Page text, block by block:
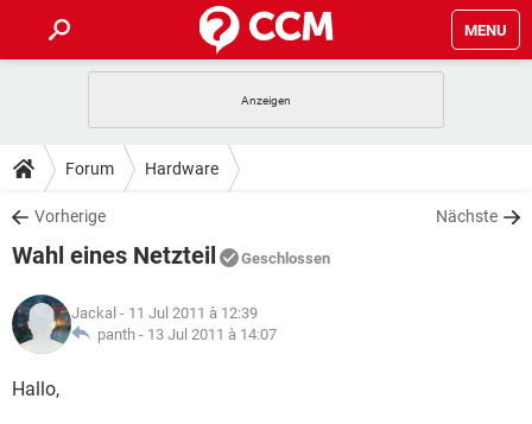
MENU
ANDROID
WINDOWS 10
WHATSAPP TIKTOK
FACEBOOK
TIPPS & TRICKS
SPIELE
WHATSAPP
FACEBOOK
DOWNLOADS
SPIELE STREAMING
ANDROID
WINDOWS 10
WHATSAPP
SPIELE
ANDROID
WINDOWS 10
LEXIKON
SPIELE
Forum Hardware
Vorherige Nächste
Wahl eines Netzteil Geschlossen
Jackal - 11 Jul 2011 à 12:39
panth - 13 Jul 2011 à 14:07
Hallo,